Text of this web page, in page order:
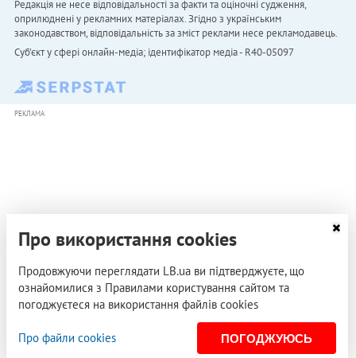
Редакція не несе відповідальності за факти та оціночні судження,
оприлюднені у рекламних матеріалах. Згідно з українським
законодавством, відповідальність за зміст реклами несе рекламодавець.
Cуб'єкт у сфері онлайн-медіа; ідентифікатор медіа - R40-05097
РЕКЛАМА
Про використання cookies
Продовжуючи переглядати LB.ua ви підтверджуєте, що
ознайомилися з Правилами користування сайтом та
погоджуєтеся на використання файлів cookies
Про файли cookies ПОГОДЖУЮСЬ